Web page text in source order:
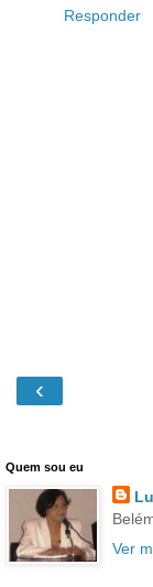
Responder
‹
Quem sou eu
Ver